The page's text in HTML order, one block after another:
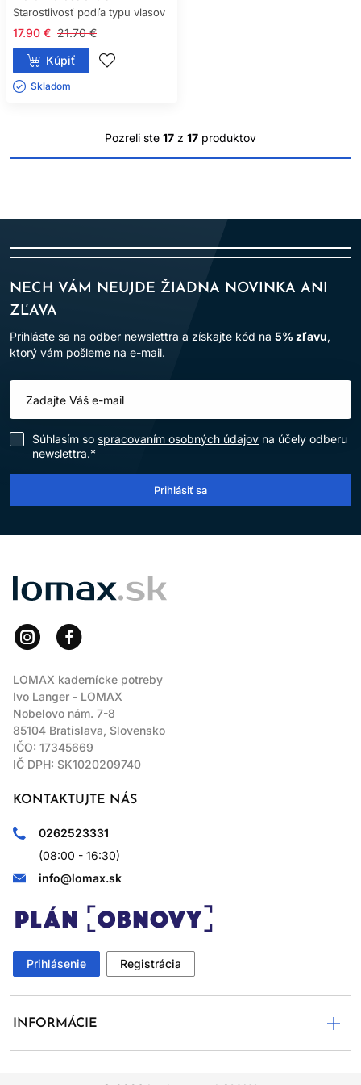
Starostlivosť podľa typu vlasov
21.70 €
17.90 €
Kúpiť
Skladom ㅤ
Pozreli ste 17 z 17 produktov
NECH VÁM NEUJDE ŽIADNA NOVINKA ANI
ZĽAVA
Prihláste sa na odber newslettra a získajte kód na 5% zľavu,
ktorý vám pošleme na e-mail.
Súhlasím so spracovaním osobných údajov na účely odberu
newslettra.*
Prihlásiť sa
LOMAX
LOMAX kadernícke potreby
Ivo Langer - LOMAX
Nobelovo nám. 7-8
85104 Bratislava, Slovensko
IČO: 17345669
IČ DPH: SK1020209740
KONTAKTUJTE NÁS
0262523331
(08:00 - 16:30)
info@lomax.sk
Prihlásenie Registrácia
INFORMÁCIE